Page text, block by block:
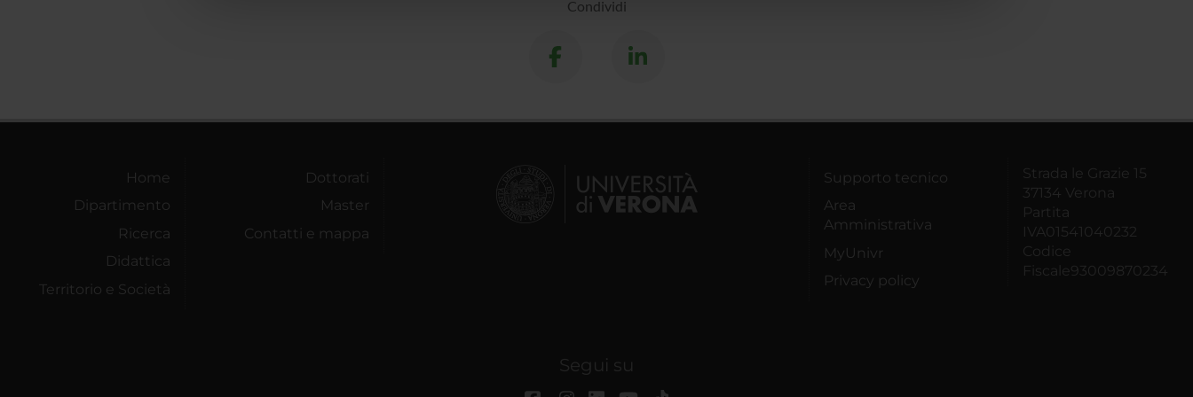
Condividi
Home
Dipartimento
Ricerca
Didattica
Territorio e Società
Dottorati
Master
Contatti e mappa
Supporto tecnico
Area
Amministrativa
MyUnivr
Privacy policy
Strada le Grazie 15
37134 Verona
Partita
IVA01541040232
Codice
Fiscale93009870234
Segui su